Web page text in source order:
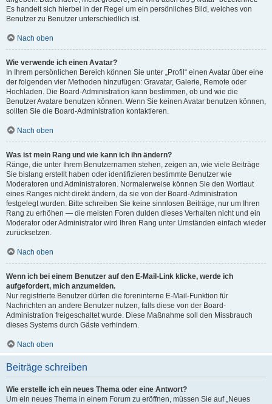
Es handelt sich hierbei in der Regel um ein persönliches Bild, welches von
Benutzer zu Benutzer unterschiedlich ist.
Nach oben
Wie verwende ich einen Avatar?
In Ihrem persönlichen Bereich können Sie unter „Profil“ einen Avatar über eine
der folgenden vier Methoden hinzufügen: Gravatar, Galerie, Remote oder
Hochladen. Die Board-Administration kann bestimmen, ob und wie die
Benutzer Avatare benutzen können. Wenn Sie keinen Avatar benutzen können,
sollten Sie die Board-Administration kontaktieren.
Nach oben
Was ist mein Rang und wie kann ich ihn ändern?
Ränge, die unter Ihrem Benutzernamen stehen, zeigen an, wie viele Beiträge
Sie bislang erstellt haben oder identifizieren bestimmte Benutzer wie
Moderatoren und Administratoren. Normalerweise können Sie den Wortlaut
eines Ranges nicht direkt ändern, da sie von der Board-Administration
festgelegt wurden. Bitte schreiben Sie keine sinnlosen Beiträge, nur um Ihren
Rang zu erhöhen — die meisten Foren dulden dieses Verhalten nicht und ein
Moderator oder Administrator wird Ihren Rang unter Umständen einfach wieder
zurücksetzen.
Nach oben
Wenn ich bei einem Benutzer auf den E-Mail-Link klicke, werde ich
aufgefordert, mich anzumelden.
Nur registrierte Benutzer dürfen die foreninterne E-Mail-Funktion für
Nachrichten an andere Benutzer nutzen, falls diese von der Board-
Administration freigeschaltet wurde. Diese Maßnahme soll den Missbrauch
dieses Systems durch Gäste verhindern.
Nach oben
Beiträge schreiben
Wie erstelle ich ein neues Thema oder eine Antwort?
Um ein neues Thema in einem Forum zu eröffnen, müssen Sie auf „Neues